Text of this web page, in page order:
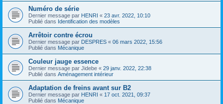
Numéro de série
Dernier message par HENRI « 23 avr. 2022, 10:10
Publié dans Identification des modèles
Arrêtoir contre écrou
Dernier message par DESPRES « 06 mars 2022, 15:56
Publié dans Mécanique
Couleur jauge essence
Dernier message par Jidebe « 29 janv. 2022, 22:38
Publié dans Aménagement intérieur
Adaptation de freins avant sur B2
Dernier message par HENRI « 17 oct. 2021, 09:37
Publié dans Mécanique